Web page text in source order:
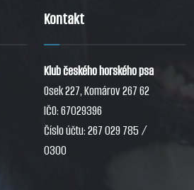
Kontakt
Klub českého horského psa
Osek 227, Komárov 267 62
IČO: 67029396
Číslo účtu: 267 029 785 /
0300